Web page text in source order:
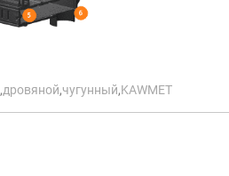
,дровяной,чугунный,KAWMET